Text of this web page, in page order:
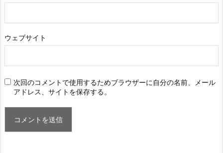
ウェブサイト
次回のコメントで使用するためブラウザーに自分の名前、メール
アドレス、サイトを保存する。